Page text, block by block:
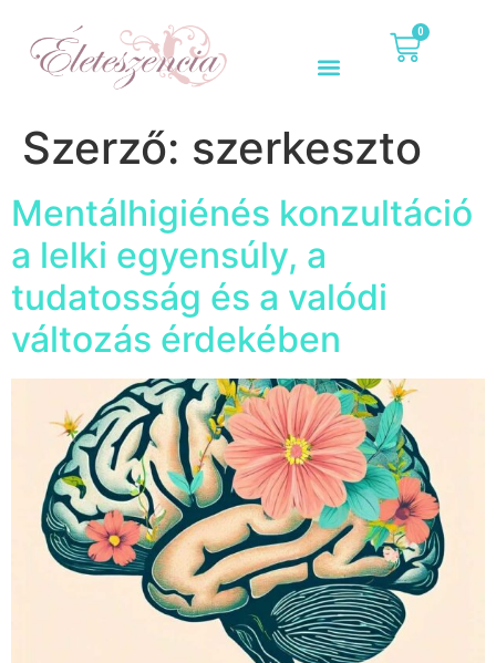
0
Szerző: szerkeszto
Mentálhigiénés konzultáció
a lelki egyensúly, a
tudatosság és a valódi
változás érdekében